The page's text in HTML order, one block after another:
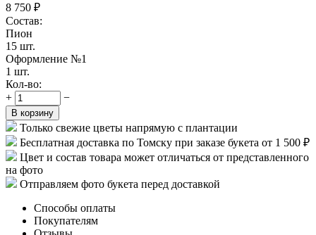
8 750 ₽
Состав:
Пион
15 шт.
Оформление №1
1 шт.
Кол-во:
+
−
В корзину
Только свежие цветы напрямую с плантации
Бесплатная доставка по Томску при заказе букета от 1 500 ₽
Цвет и состав товара может отличаться от представленного
на фото
Отправляем фото букета перед доставкой
Способы оплаты
Покупателям